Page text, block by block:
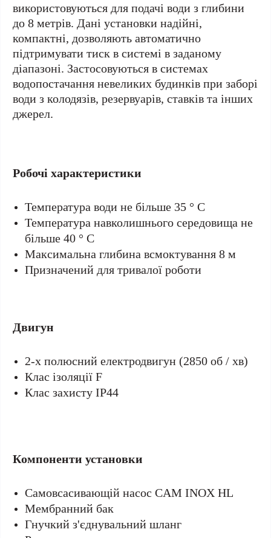
використовуються для подачі води з глибини
до 8 метрів. Дані установки надійні,
компактні, дозволяють автоматично
підтримувати тиск в системі в заданому
діапазоні. Застосовуються в системах
водопостачання невеликих будинків при заборі
води з колодязів, резервуарів, ставків та інших
джерел.
Робочі характеристики
Температура води не більше 35 ° С
Температура навколишнього середовища не
більше 40 ° С
Максимальна глибина всмоктування 8 м
Призначений для тривалої роботи
Двигун
2-х полюсний електродвигун (2850 об / хв)
Клас ізоляції F
Клас захисту IP44
Компоненти установки
Cамовсасивающій насос CAM INOX HL
Мембранний бак
Гнучкий з'єднувальний шланг